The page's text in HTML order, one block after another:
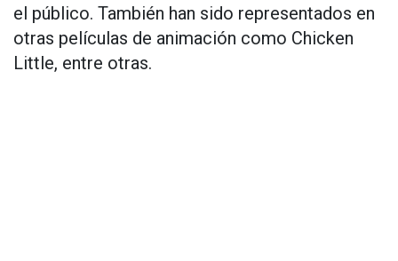
el público. También han sido representados en
otras películas de animación como Chicken
Little, entre otras.